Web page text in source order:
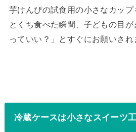
芋けんぴの試食用の小さなカッ
とくち食べた瞬間、子どもの目
っていい？」とすぐにお願いされ
冷蔵ケースは小さなスイーツ